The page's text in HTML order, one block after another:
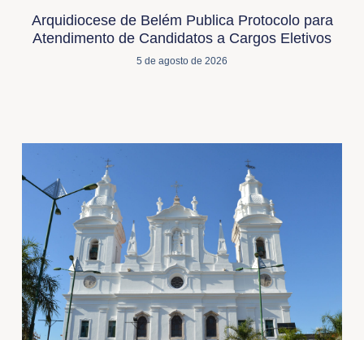
Arquidiocese de Belém Publica Protocolo para
Atendimento de Candidatos a Cargos Eletivos
5 de agosto de 2026